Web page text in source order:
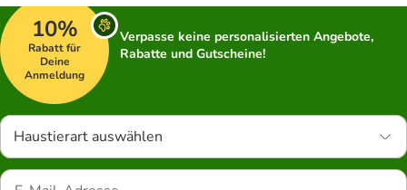
10%
Rabatt für
Deine
Anmeldung
Verpasse keine personalisierten Angebote,
Rabatte und Gutscheine!
Haustierart auswählen